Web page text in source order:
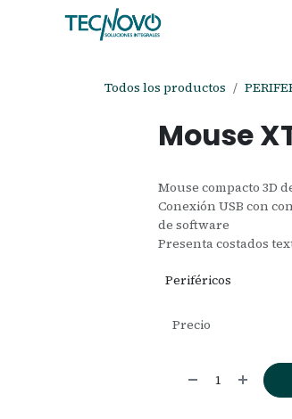
Todos los productos
Mouse
Mouse compacto 3D
Conexión USB con
de software
Presenta costados
Periféricos
Precio